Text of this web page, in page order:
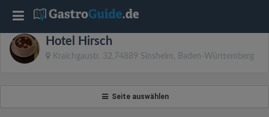
Hotel Hirsch
Kraichgaustr. 32,74889 Sinsheim, Baden-Württemberg
Seite auswählen
T
o